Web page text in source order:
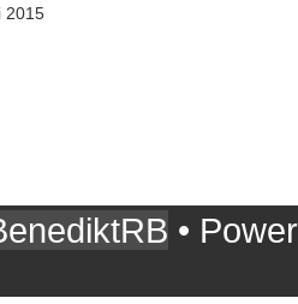
2015
•